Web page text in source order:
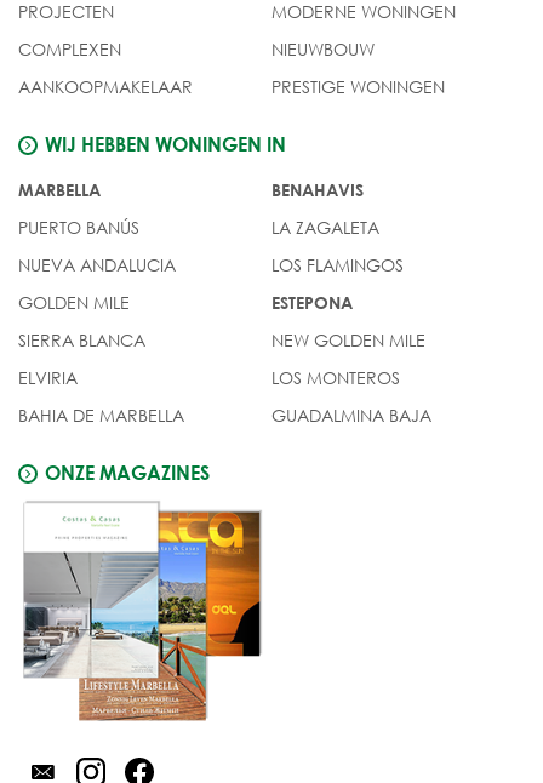
PROJECTEN
COMPLEXEN
AANKOOPMAKELAAR
MODERNE WONINGEN
NIEUWBOUW
PRESTIGE WONINGEN
WIJ HEBBEN WONINGEN IN
MARBELLA
PUERTO BANÚS
NUEVA ANDALUCIA
GOLDEN MILE
SIERRA BLANCA
ELVIRIA
BAHIA DE MARBELLA
BENAHAVIS
LA ZAGALETA
LOS FLAMINGOS
ESTEPONA
NEW GOLDEN MILE
LOS MONTEROS
GUADALMINA BAJA
ONZE MAGAZINES